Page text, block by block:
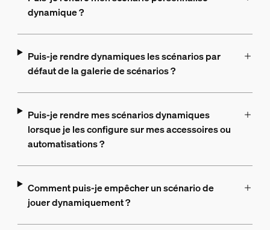
dynamique ?
Puis-je rendre dynamiques les scénarios par
défaut de la galerie de scénarios ?
Puis-je rendre mes scénarios dynamiques
lorsque je les configure sur mes accessoires ou
automatisations ?
Comment puis-je empêcher un scénario de
jouer dynamiquement ?